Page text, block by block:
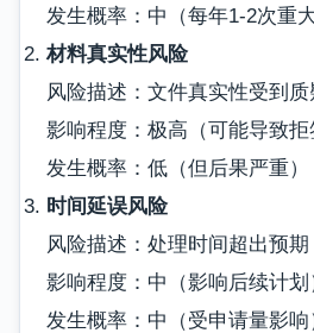
发生概率：中（每年1-2次重大
材料真实性风险
风险描述：文件真实性受到质
影响程度：极高（可能导致拒
发生概率：低（但后果严重）
时间延误风险
风险描述：处理时间超出预期
影响程度：中（影响后续计划
发生概率：中（受申请量影响